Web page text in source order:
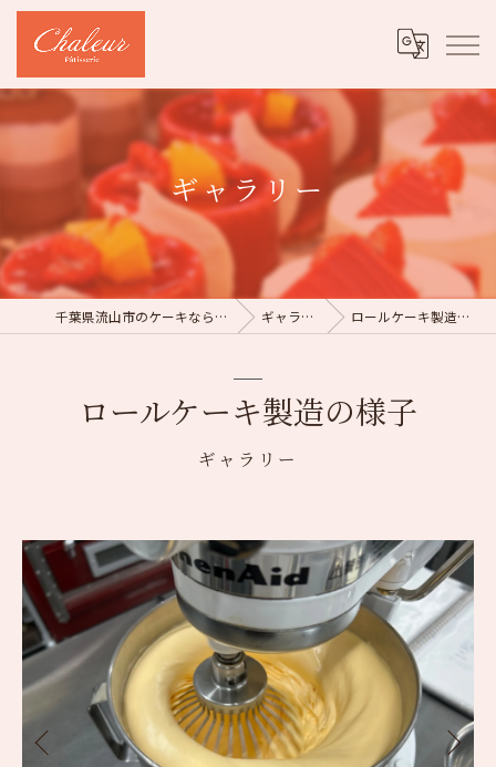
ギャラリー
千葉県流山市のケーキならChaleur ギャラリー ロールケーキ製造の様子
ギャラリー
ロールケーキ製造の様子